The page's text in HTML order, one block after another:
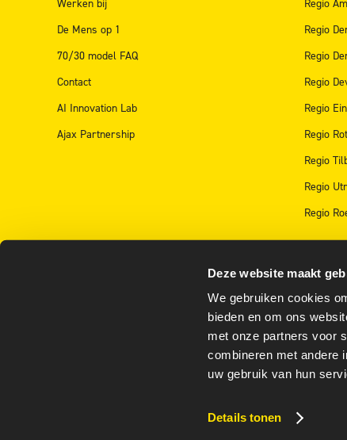
Deze website maakt
We gebruiken cookies
bieden en om ons
met onze partners voor
combineren met andere
uw gebruik van hun
Details tonen
Werken bij
De Mens op 1
70/30 model FAQ
Contact
AI Innovation Lab
Ajax Partnership
Regio
Regio
Regio
Regio
Regio
Regio
Regio
Regio
Regio
Privacy Policy